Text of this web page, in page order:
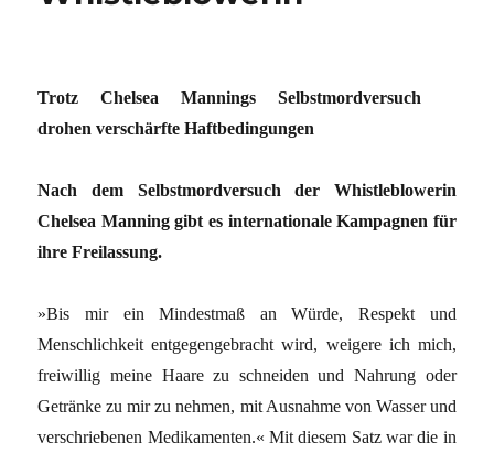
Trotz Chelsea Mannings Selbstmordversuch
drohen verschärfte Haftbedingungen
Nach dem Selbstmordversuch der Whistleblowerin
Chelsea Manning gibt es internationale Kampagnen für
ihre Freilassung.
»Bis mir ein Mindestmaß an Würde, Respekt und
Menschlichkeit entgegengebracht wird, weigere ich mich,
freiwillig meine Haare zu schneiden und Nahrung oder
Getränke zu mir zu nehmen, mit Ausnahme von Wasser und
verschriebenen Medikamenten.« Mit diesem Satz war die in